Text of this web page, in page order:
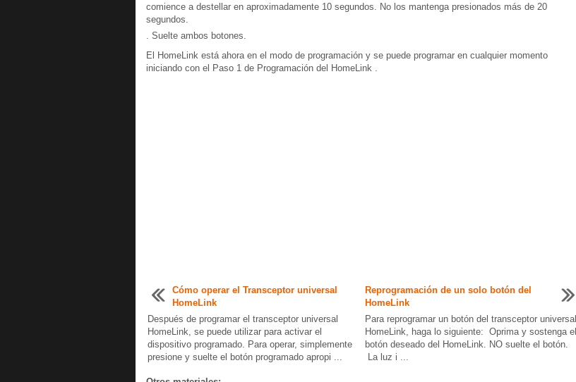
comience a destellar en aproximadamente 10 segundos. No los mantenga presionados más de 20
segundos.
. Suelte ambos botones.
El HomeLink está ahora en el modo de programación y se puede programar en cualquier momento
iniciando con el Paso 1 de Programación del HomeLink .
Cómo operar el Transceptor universal
HomeLink
Después de programar el transceptor universal
HomeLink, se puede utilizar para activar el
dispositivo programado. Para operar, simplemente
presione y suelte el botón programado apropi ...
Reprogramación de un solo botón del
HomeLink
Para reprogramar un botón del transceptor universal
HomeLink, haga lo siguiente: Oprima y sostenga el
botón deseado del HomeLink. NO suelte el botón.
La luz i ...